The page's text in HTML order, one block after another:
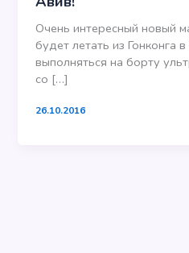
Очень интересный новый
будет летать из Гонконга
выполняться на борту
со […]
26.10.2016